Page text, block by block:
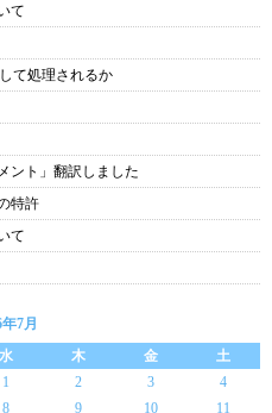
て
て処理されるか
ント」翻訳しました
特許
て
7月
水 木 金
土
1
2 3
4
8 9 10
11